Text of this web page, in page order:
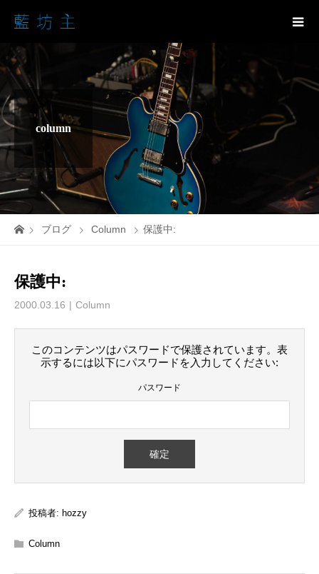
column
ブログ Column 保護中:
保護中:
2000.03.16 Column
このコンテンツはパスワードで保護されています。表
示するには以下にパスワードを入力してください:
パスワード
投稿者: hozzy
Column